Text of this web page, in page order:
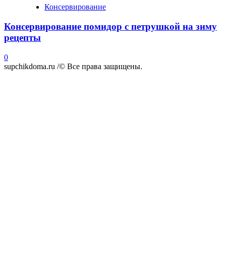
Консервирование
Консервирование помидор с петрушкой на зиму
рецепты
0
supchikdoma.ru /© Все права защищены.